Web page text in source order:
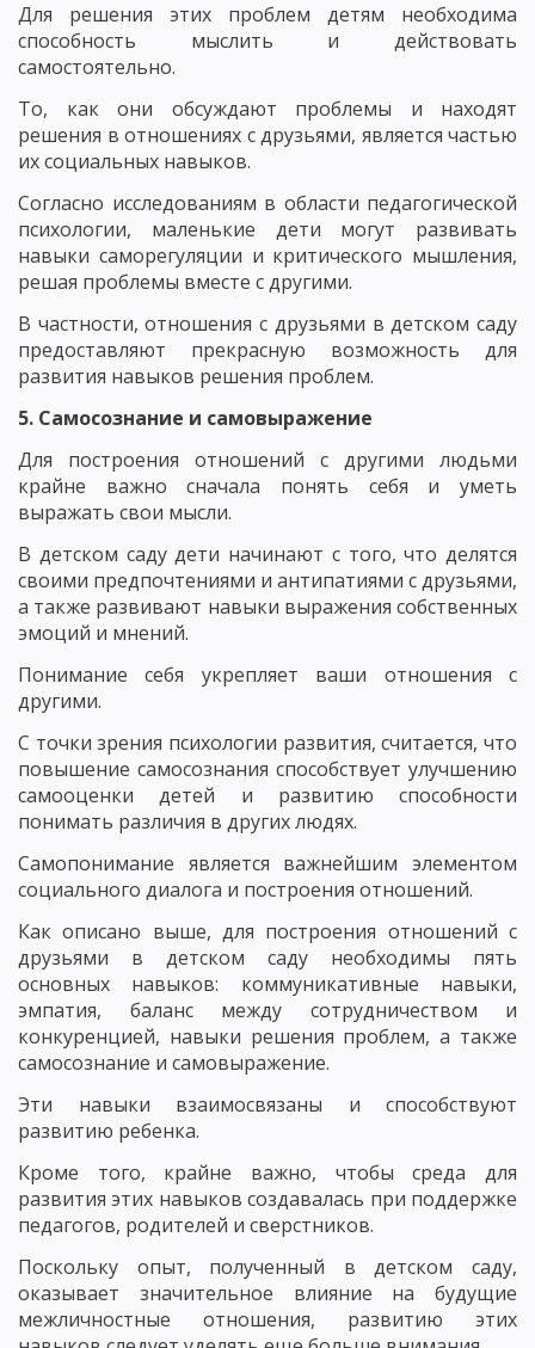
Для решения этих проблем детям необходима
способность мыслить и действовать
самостоятельно.
То, как они обсуждают проблемы и находят
решения в отношениях с друзьями, является частью
их социальных навыков.
Согласно исследованиям в области педагогической
психологии, маленькие дети могут развивать
навыки саморегуляции и критического мышления,
решая проблемы вместе с другими.
В частности, отношения с друзьями в детском саду
предоставляют прекрасную возможность для
развития навыков решения проблем.
5. Самосознание и самовыражение
Для построения отношений с другими людьми
крайне важно сначала понять себя и уметь
выражать свои мысли.
В детском саду дети начинают с того, что делятся
своими предпочтениями и антипатиями с друзьями,
а также развивают навыки выражения собственных
эмоций и мнений.
Понимание себя укрепляет ваши отношения с
другими.
С точки зрения психологии развития, считается, что
повышение самосознания способствует улучшению
самооценки детей и развитию способности
понимать различия в других людях.
Самопонимание является важнейшим элементом
социального диалога и построения отношений.
Как описано выше, для построения отношений с
друзьями в детском саду необходимы пять
основных навыков: коммуникативные навыки,
эмпатия, баланс между сотрудничеством и
конкуренцией, навыки решения проблем, а также
самосознание и самовыражение.
Эти навыки взаимосвязаны и способствуют
развитию ребенка.
Кроме того, крайне важно, чтобы среда для
развития этих навыков создавалась при поддержке
педагогов, родителей и сверстников.
Поскольку опыт, полученный в детском саду,
оказывает значительное влияние на будущие
межличностные отношения, развитию этих